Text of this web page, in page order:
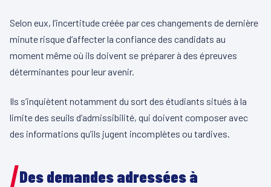
Selon eux, l’incertitude créée par ces changements de dernière
minute risque d’affecter la confiance des candidats au
moment même où ils doivent se préparer à des épreuves
déterminantes pour leur avenir.
Ils s’inquiètent notamment du sort des étudiants situés à la
limite des seuils d’admissibilité, qui doivent composer avec
des informations qu’ils jugent incomplètes ou tardives.
Des demandes adressées à